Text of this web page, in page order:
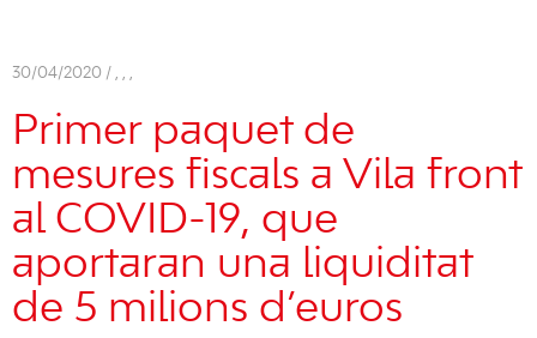
30/04/2020 / , , ,
Primer paquet de
mesures fiscals a Vila front
al COVID-19, que
aportaran una liquiditat
de 5 milions d’euros